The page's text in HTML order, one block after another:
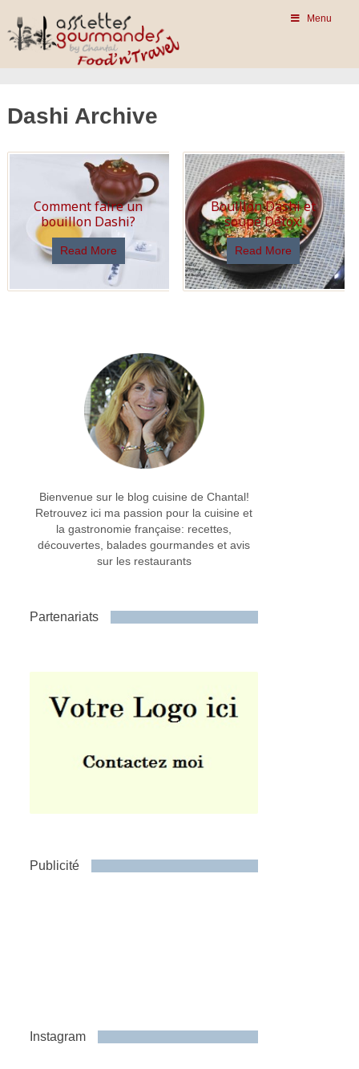
Menu
Dashi Archive
Comment faire un
bouillon Dashi?
Read More
Bouillon Dashi et
soupe Détox!
Read More
Bienvenue sur le blog cuisine de Chantal!
Retrouvez ici ma passion pour la cuisine et
la gastronomie française: recettes,
découvertes, balades gourmandes et avis
sur les restaurants
Partenariats
Publicité
Instagram